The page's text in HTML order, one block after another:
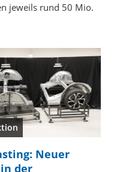
jeweils rund 50 Mio.
Neuer
der